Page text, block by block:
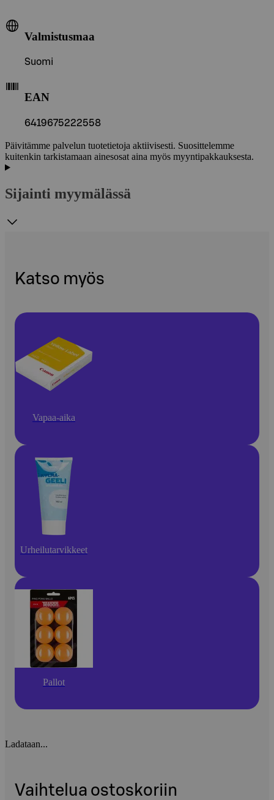
Valmistusmaa
Suomi
EAN
6419675222558
Päivitämme palvelun tuotetietoja aktiivisesti. Suosittelemme
kuitenkin tarkistamaan ainesosat aina myös myyntipakkauksesta.
Sijainti myymälässä
Katso myös
Vapaa-aika
Urheilutarvikkeet
Pallot
Ladataan...
Vaihtelua ostoskoriin